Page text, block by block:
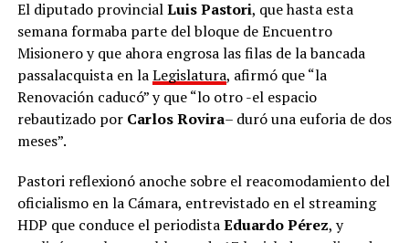
De cara al proceso electoral, el presidente del partido
fue tajante sobre los adversarios locales: “La mona,
aunque se vista de seda, mona queda. Van a ponerse el
nombre que quieran, a cambiarse de nombre, pero
representan lo mismo. Nosotros somos lo opuesto,
responsabilidad de construir una alternativa clara que
represente el cambio”.
La Escuela de Dirigentes continuará con un ciclo de
El diputado provincialLuis Pastori, que hasta esta
semana formaba parte del bloque de Encuentro
Misionero y que ahora engrosa las filas de la bancada
passalacquista en laLegislatura, afirmó que “la
Renovación caducó” y que “lo otro -el espacio
rebautizado por Carlos Rovira– duró una euforia de dos
meses”.
Pastori reflexionó anoche sobre el reacomodamiento del
oficialismo en la Cámara, entrevistado en el streaming
HDP que conduce el periodistaEduardo Pérez, y